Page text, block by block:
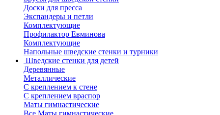
Доски для пресса
Экспандеры и петли
Комплектующие
Профилактор Евминова
Комплектующие
Напольные шведские стенки и турники
Шведские стенки для детей
Деревянные
Металлические
С креплением к стене
С креплением враспор
Маты гимнастические
Все Маты гимнастические